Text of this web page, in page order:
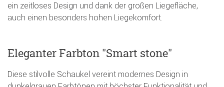
ein zeitloses Design und dank der großen Liegefläche,
auch einen besonders hohen Liegekomfort.
Eleganter Farbton "Smart stone"
Diese stilvolle Schaukel vereint modernes Design in